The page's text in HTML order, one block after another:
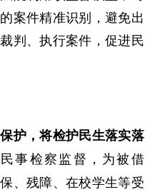
案件精准识别，避免出
判、执行案件，促进民
护，将检护民生落实落
事检察监督，为被借
、残障、在校学生等受